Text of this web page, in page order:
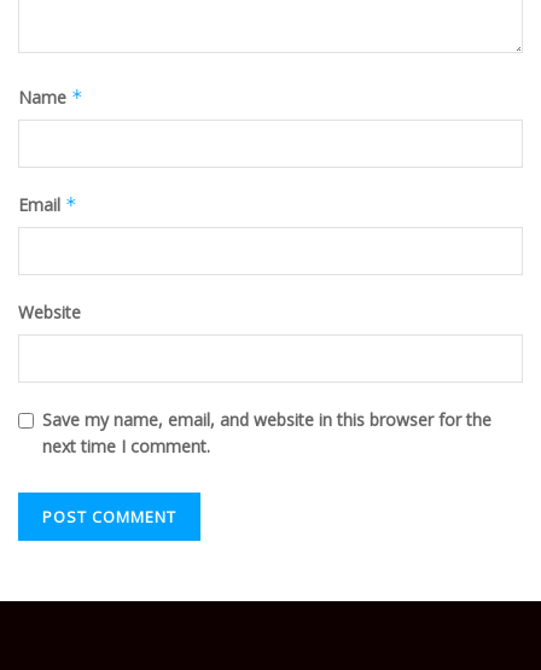
Name *
Email *
Website
Save my name, email, and website in this browser for the
next time I comment.